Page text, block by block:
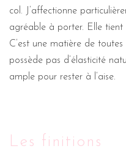
col. J’affectionne
agréable à porter. Elle tient
C’est une matière de
possède pas d’élasticité
ample pour rester à l’aise.
Les finitions